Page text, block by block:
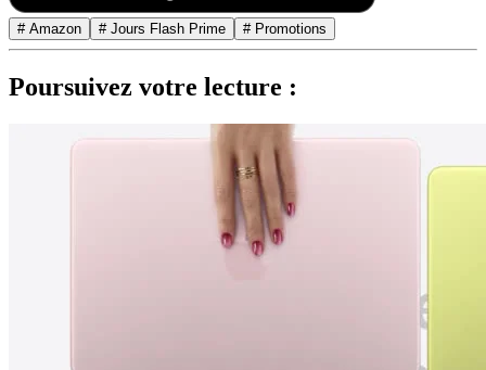
# Amazon # Jours Flash Prime # Promotions
Poursuivez votre lecture :